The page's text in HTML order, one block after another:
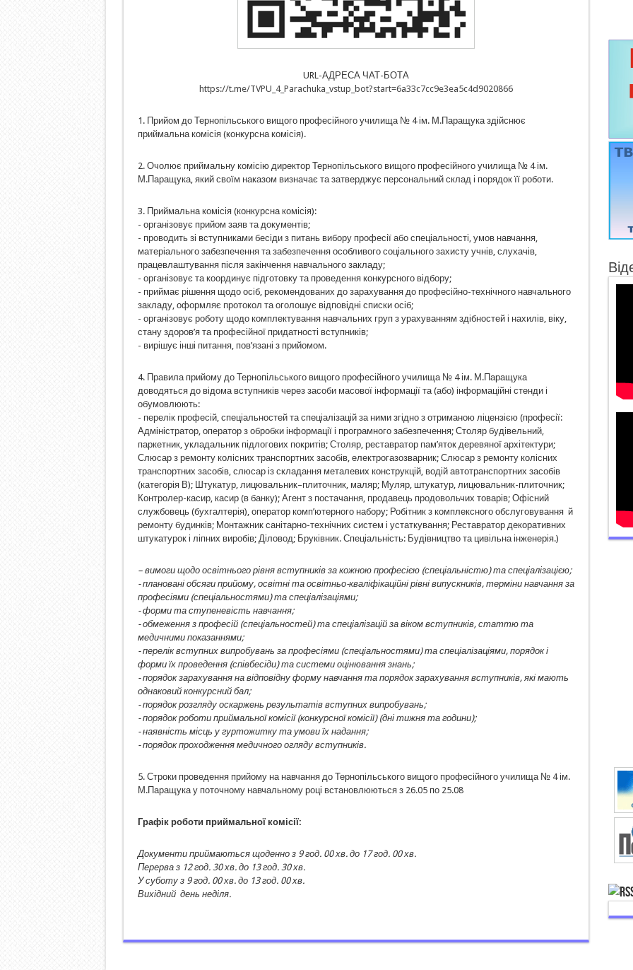
URL-АДРЕСА ЧАТ-БОТА
https://t.me/TVPU_4_Parachuka_vstup_bot?start=6a33c7cc9e3ea5c4d9020866
1. Прийом до Тернопільського вищого професійного училища № 4 ім. М.Паращука здійснює
приймальна комісія (конкурсна комісія).
2. Очолює приймальну комісію директор Тернопільського вищого професійного училища № 4 ім.
М.Паращука, який своїм наказом визначає та затверджує персональний склад і порядок її роботи.
3. Приймальна комісія (конкурсна комісія):
- організовує прийом заяв та документів;
- проводить зі вступниками бесіди з питань вибору професії або спеціальності, умов навчання,
матеріального забезпечення та забезпечення особливого соціального захисту учнів, слухачів,
працевлаштування після закінчення навчального закладу;
- організовує та координує підготовку та проведення конкурсного відбору;
- приймає рішення щодо осіб, рекомендованих до зарахування до професійно-технічного навчального
закладу, оформляє протокол та оголошує відповідні списки осіб;
- організовує роботу щодо комплектування навчальних груп з урахуванням здібностей і нахилів, віку,
стану здоров’я та професійної придатності вступників;
- вирішує інші питання, пов’язані з прийомом.
4. Правила прийому до Тернопільського вищого професійного училища № 4 ім. М.Паращука
доводяться до відома вступників через засоби масової інформації та (або) інформаційні стенди і
обумовлюють:
- перелік професій, спеціальностей та спеціалізацій за ними згідно з отриманою ліцензією (професії:
Адміністратор, оператор з обробки інформації і програмного забезпечення; Столяр будівельний,
паркетник, укладальник підлогових покритів; Столяр, реставратор пам’яток деревяної архітектури;
Слюсар з ремонту колісних транспортних засобів, електрогазозварник; Слюсар з ремонту колісних
транспортних засобів, слюсар із складання металевих конструкцій, водій автотранспортних засобів
(категорія В); Штукатур, лицювальник–плиточник, маляр; Муляр, штукатур, лицювальник-плиточник;
Контролер-касир, касир (в банку); Агент з постачання, продавець продовольчих товарів; Офісний
службовець (бухгалтерія), оператор комп’ютерного набору; Робітник з комплексного обслуговування й
ремонту будинків; Монтажник санітарно-технічних систем і устаткування; Реставратор декоративних
штукатурок і ліпних виробів; Діловод; Бруківник. Спеціальність: Будівництво та цивільна інженерія.)
– вимоги щодо освітнього рівня вступників за кожною професією (спеціальністю) та спеціалізацією;
- плановані обсяги прийому, освітні та освітньо-кваліфікаційні рівні випускників, терміни навчання за
професіями (спеціальностями) та спеціалізаціями;
- форми та ступеневість навчання;
- обмеження з професій (спеціальностей) та спеціалізацій за віком вступників, статтю та
медичними показаннями;
- перелік вступних випробувань за професіями (спеціальностями) та спеціалізаціями, порядок і
форми їх проведення (співбесіди) та системи оцінювання знань;
- порядок зарахування на відповідну форму навчання та порядок зарахування вступників, які мають
однаковий конкурсний бал;
- порядок розгляду оскаржень результатів вступних випробувань;
- порядок роботи приймальної комісії (конкурсної комісії) (дні тижня та години);
- наявність місць у гуртожитку та умови їх надання;
- порядок проходження медичного огляду вступників.
5. Строки проведення прийому на навчання до Тернопільського вищого професійного училища № 4 ім.
М.Паращука у поточному навчальному році встановлюються з 26.05 по 25.08
Графік роботи приймальної комісії:
Документи приймаються щоденно з 9 год. 00 хв. до 17 год. 00 хв.
Перерва з 12 год. 30 хв. до 13 год. 30 хв.
У суботу з 9 год. 00 хв. до 13 год. 00 хв.
Вихідний день неділя.